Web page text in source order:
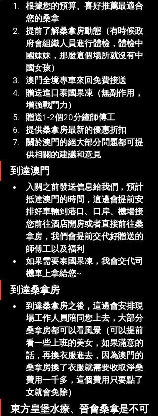
根據您的預算、喜好推薦最適合
您的桑拿
提前了解桑拿房動態（有時候政
府會組織人員進行體檢，體檢中
國妹妹，那麼這個場所就沒有中
國女孩）
澳門全境專車來回免費接送
贈送進口泰國果凍（無副作用，
增強戰鬥力）
贈送1-2個20分鐘師傅工
提供桑拿房最新的優惠折扣
關於澳門的絕大部分問題都可提
供相關的建議和意見
到達澳門
入關之前發送信息給我們，預計
抵達澳門的時間，這邊會提前安
排好車輛到港口、口岸、機場接
您前往酒店開房或者直接前往桑
拿房，我們會提前交代好贈送的
師傅工以及福利
如果需要泰國果凍，我會交代司
機車上拿給您~
到達桑拿房
到達桑拿房之後，這邊會安排現
場工作人員陪同您上去，大部分
桑拿房都可以看風景（可以提前
看一些上班的美女，如果滿意的
話，再換衣服進去，因為澳門的
桑拿房換了衣服就需要收取淨桑
費用一千多，這個費用只要點了
女就會免除）
東方皇堡水療、晉會桑拿是不可